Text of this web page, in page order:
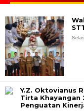
Y.Z. Oktovianus
Tirta Khayangan
Penguatan